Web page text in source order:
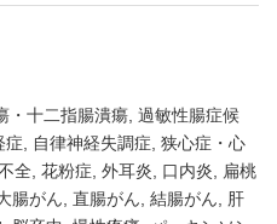
・十二指腸潰瘍 過敏性腸症候
症 自律神経失調症 狭心症・心
全 花粉症 外耳炎 口内炎
扁桃
腸がん 直腸がん 結腸がん
肝